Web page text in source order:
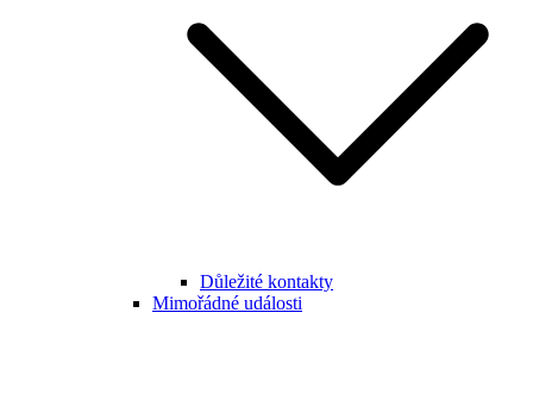
Důležité kontakty
Mimořádné události